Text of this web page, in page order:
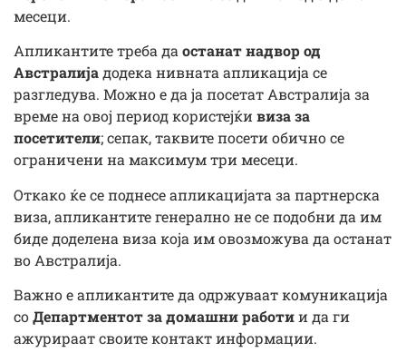
месеци.
Апликантите треба да останат надвор од
Австралија додека нивната апликација се
разгледува. Можно е да ја посетат Австралија за
време на овој период користејќи виза за
посетители; сепак, таквите посети обично се
ограничени на максимум три месеци.
Откако ќе се поднесе апликацијата за партнерска
виза, апликантите генерално не се подобни да им
биде доделена виза која им овозможува да останат
во Австралија.
Важно е апликантите да одржуваат комуникација
соДепартментот за домашни работии да ги
ажурираат своите контакт информации.